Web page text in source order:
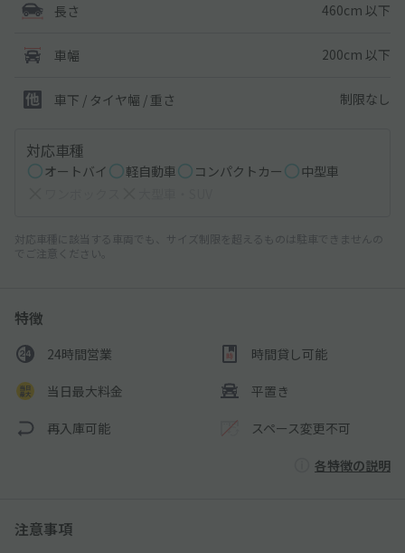
長さ 460cm 以下
車幅 200cm 以下
車下 / タイヤ幅 / 重さ 制限なし
対応車種
オートバイ 軽自動車 コンパクトカー
中型車
対応車種に該当する車両でも、サイズ制限を超えるものは駐車できませんの
でご注意ください。
特徴
24時間営業 時間貸し可能
当日最大料金 平置き
再入庫可能 スペース変更不可
各特徴の説明
注意事項